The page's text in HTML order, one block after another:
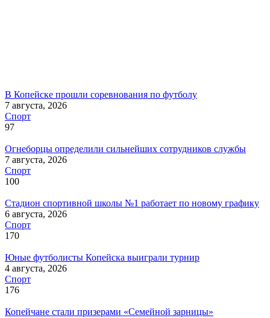
В Копейске прошли соревнования по футболу
7 августа, 2026
Спорт
97
Огнеборцы определили сильнейших сотрудников службы
7 августа, 2026
Спорт
100
Стадион спортивной школы №1 работает по новому графику
6 августа, 2026
Спорт
170
Юные футболисты Копейска выиграли турнир
4 августа, 2026
Спорт
176
Копейчане стали призерами «Семейной зарницы»